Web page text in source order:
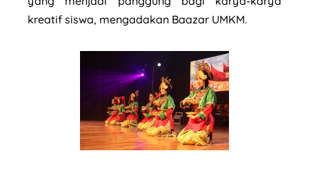
kreatif siswa, mengadakan Baazar UMKM.